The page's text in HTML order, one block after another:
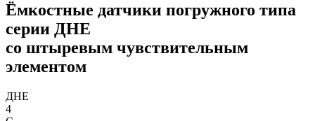
Ёмкостные датчики погружного типа
серии ДНЕ
со штыревым чувствительным
элементом
ДНЕ
4